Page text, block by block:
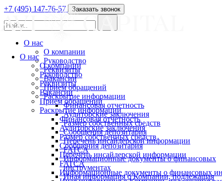
О нас
О компании
Руководство
Реквизиты
Вакансии
Прием обращений
Раскрытие информации
Финансовая отчетность
Аудиторские заключения
Размер собственных средств
Сообщения депозитария
Перечень инсайдерской информации
FATCA
Информационные документы о финансовых
+7 (495) 147-76-57 Заказать звонок
О нас
О компании
Руководство
Реквизиты
Вакансии
Прием обращений
Раскрытие информации
Финансовая отчетность
Аудиторские заключения
Размер собственных средств
Сообщения депозитария
Перечень инсайдерской информации
FATCA
Информационные документы о финансовых
инструментах
Иная информация о Компании, подлежащая